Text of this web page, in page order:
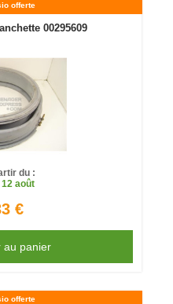
offerte
00295609
du :
12 août
€
au panier
offerte